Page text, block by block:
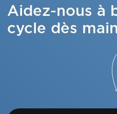
Aidez-nous à
cycle dès